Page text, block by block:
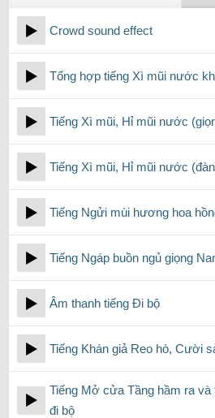
Crowd sound effect
Tổng hợp tiếng Xì mũi nước
Tiếng Xì mũi, Hỉ mũi nước
Tiếng Xì mũi, Hỉ mũi nước
Tiếng Ngửi mùi hương hoa
Tiếng Ngáp buồn ngủ giọng
Âm thanh tiếng Đi bộ
Tiếng Khán giả Reo hò, Cười
Tiếng Mở cửa Tầng hầm ra
đi bộ